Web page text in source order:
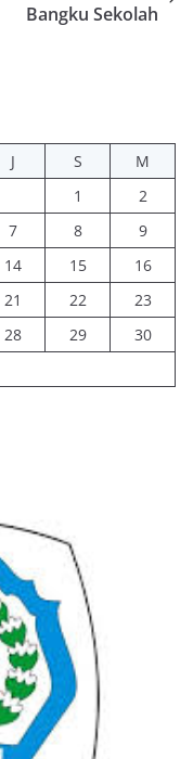
Bangku Sekolah
J S
M
1
2
7 8
9
14 15
16
21 22
23
28 29
30